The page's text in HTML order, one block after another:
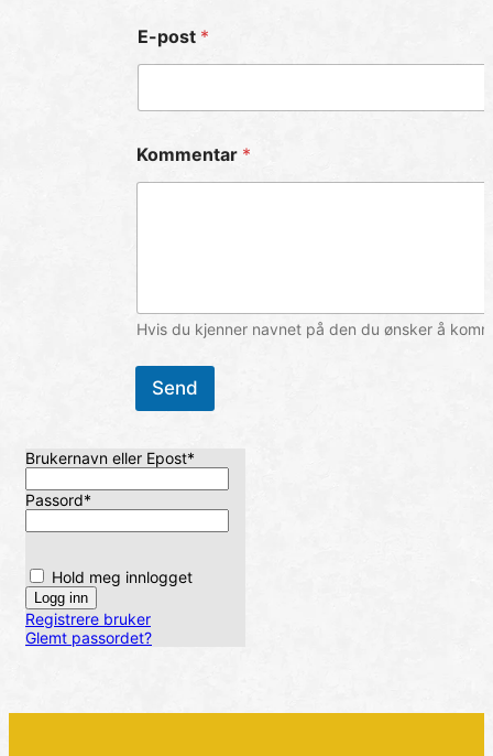
Brukernavn eller Epost*
Passord*
Hold meg innlogget
Registrere bruker
Glemt passordet?
E-post *
Kommentar *
Hvis du kjenner navnet på den du ønsker å
Send